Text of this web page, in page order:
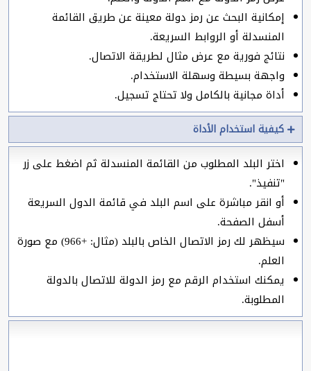
إمكانية البحث عن رمز دولة معينة عن طريق القائمة
المنسدلة أو الروابط السريعة.
نتائج فورية مع عرض مثال لطريقة الاتصال.
واجهة بسيطة وسهلة الاستخدام.
أداة مجانية بالكامل ولا تحتاج تسجيل.
كيفية استخدام الأداة
اختر البلد المطلوب من القائمة المنسدلة ثم اضغط على زر
"تنفيذ".
أو انقر مباشرة على اسم البلد في قائمة الدول السريعة
أسفل الصفحة.
سيظهر لك رمز الاتصال الخاص بالبلد (مثال: +966) مع صورة
العلم.
يمكنك استخدام الرقم مع رمز الدولة للاتصال بالدولة
المطلوبة.